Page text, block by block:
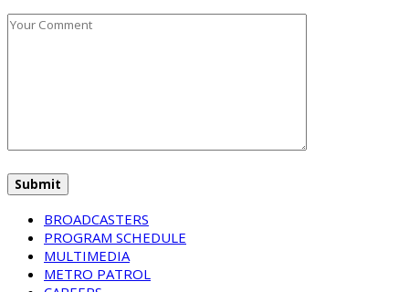
BROADCASTERS
PROGRAM SCHEDULE
MULTIMEDIA
METRO PATROL